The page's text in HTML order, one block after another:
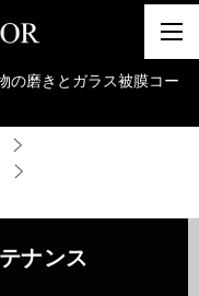
の磨きとガラス被膜コー
ナンス